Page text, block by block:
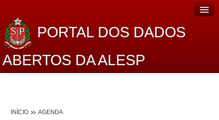
PORTAL DOS DADOS
ABERTOS DA ALESP
INÍCIO AGENDA